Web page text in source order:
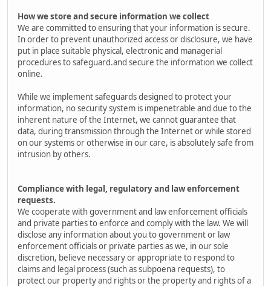
How we store and secure information we collect
We are committed to ensuring that your information is secure.
In order to prevent unauthorized access or disclosure, we have
put in place suitable physical, electronic and managerial
procedures to safeguard.and secure the information we collect
online.
While we implement safeguards designed to protect your
information, no security system is impenetrable and due to the
inherent nature of the Internet, we cannot guarantee that
data, during transmission through the Internet or while stored
on our systems or otherwise in our care, is absolutely safe from
intrusion by others.
Compliance with legal, regulatory and law enforcement
requests.
We cooperate with government and law enforcement officials
and private parties to enforce and comply with the law. We will
disclose any information about you to government or law
enforcement officials or private parties as we, in our sole
discretion, believe necessary or appropriate to respond to
claims and legal process (such as subpoena requests), to
protect our property and rights or the property and rights of a